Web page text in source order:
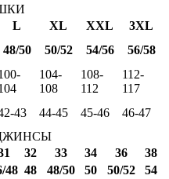
L XL XXL
3XL
48/50 50/52 54/56 56/58
104-
108
108-
112
112-
117
43 44-45 45-46
46-47
32 33 34 36
38
48 48 48/50 50 50/52
54